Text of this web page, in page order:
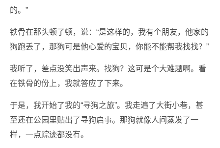
的。”
铁骨在那头顿了顿，说：“是这样的，我有个朋友，他家的
狗跑丢了，那狗可是他心爱的宝贝，你能不能帮我找找？”
我听了，差点没笑出声来。找狗？这可是个大难题啊。看
在铁骨的份上，我就答应了下来。
于是，我开始了我的“寻狗之旅”。我走遍了大街小巷，甚
至还在公园里贴出了寻狗启事。那狗就像人间蒸发了一
样，一点踪迹都没有。